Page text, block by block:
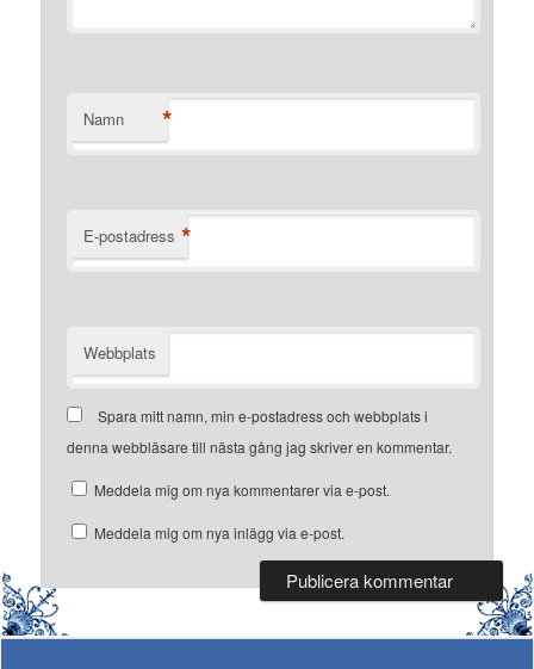
Namn *
E-postadress *
Webbplats
Spara mitt namn, min e-postadress och webbplats i
denna webbläsare till nästa gång jag skriver en kommentar.
Meddela mig om nya kommentarer via e-post.
Meddela mig om nya inlägg via e-post.